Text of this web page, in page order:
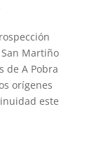
Martiño
de A Pobra
orígenes
este